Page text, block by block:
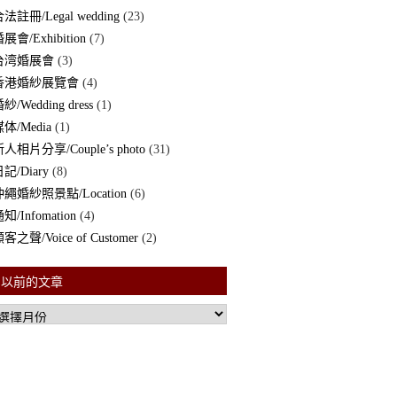
法註冊/Legal wedding (23)
展會/Exhibition (7)
湾婚展會 (3)
港婚紗展覽會 (4)
紗/Wedding dress (1)
体/Media (1)
人相片分享/Couple’s photo (31)
記/Diary (8)
繩婚紗照景點/Location (6)
知/Infomation (4)
客之聲/Voice of Customer (2)
以前的文章